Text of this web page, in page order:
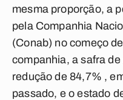
mesma proporção, a
pela Companhia
(Conab) no começo
companhia, a safra
redução de 84,7% ,
passado, e o estado